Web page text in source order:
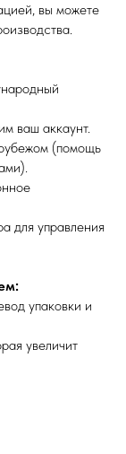
вы можете
ваш аккаунт.
(помощь
для управления
упаковки и
увеличит